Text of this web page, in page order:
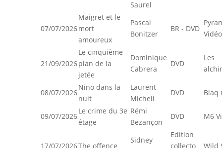
Saurel
07/07/2026
Maigret et le
mort
amoureux
Pascal
Bonitzer
BR - DVD
Vidéo
21/09/2026
Le cinquième
plan de la
jetée
Dominique
Cabrera
DVD
Les
08/07/2026
Nino dans la
nuit
Laurent
Micheli
DVD Blaq
09/07/2026
Le crime du 3e
étage
Rémi
Bezançon
DVD M6
17/07/2026The offence
Sidney
Edition
collecto
Wild